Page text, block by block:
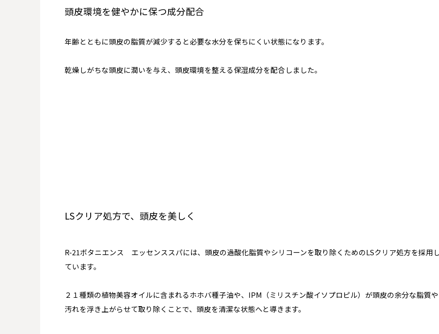
頭皮環境を健やかに保つ成分配合
年齢とともに頭皮の脂質が減少すると必要な水分を保ちにくい状態になります。
乾燥しがちな頭皮に潤いを与え、頭皮環境を整える保湿成分を配合しました。
LSクリア処方で、頭皮を美しく
R-21ボタニエンス エッセンススパには、頭皮の過酸化脂質やシリコーンを取り除くためのLSクリア処方を採用
ています。
２１種類の植物美容オイルに含まれるホホバ種子油や、IPM（ミリスチン酸イソプロピル）が頭皮の余分な脂質や
汚れを浮き上がらせて取り除くことで、頭皮を清潔な状態へと導きます。